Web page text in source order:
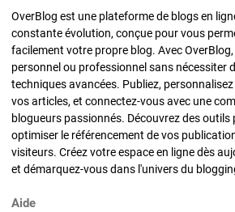
OverBlog est une plateforme de blogs en
constante évolution, conçue pour vous
facilement votre propre blog. Avec
personnel ou professionnel sans nécessiter
techniques avancées. Publiez,
vos articles, et connectez-vous avec une
blogueurs passionnés. Découvrez des
optimiser le référencement de vos
visiteurs. Créez votre espace en ligne dès
et démarquez-vous dans l'univers du
Aide